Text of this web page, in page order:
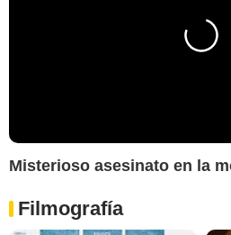
Misterioso asesinato en la
Filmografía